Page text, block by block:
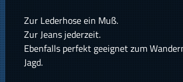
Zur Lederhose ein Muß.
Zur Jeans jederzeit.
Ebenfalls perfekt geeignet zum
Jagd.